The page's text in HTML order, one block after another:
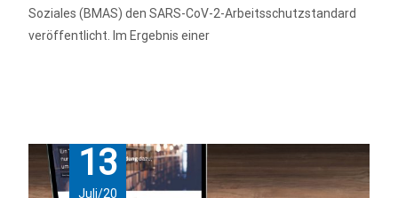
Soziales (BMAS) den SARS-CoV-2-Arbeitsschutzstandard
veröffentlicht. Im Ergebnis einer
13
Juli/20